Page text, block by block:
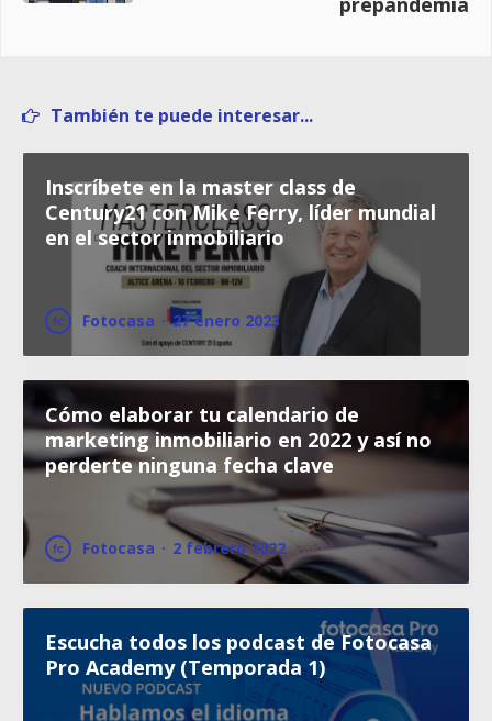
También te puede interesar...
Inscríbete en la master class de
Century21 con Mike Ferry, líder mundial
en el sector inmobiliario
Fotocasa · 27 enero 2023
Cómo elaborar tu calendario de
marketing inmobiliario en 2022 y así no
perderte ninguna fecha clave
Fotocasa · 2 febrero 2022
Escucha todos los podcast de Fotocasa
Pro Academy (Temporada 1)